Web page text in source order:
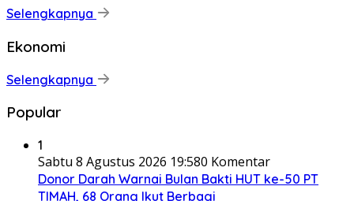
Selengkapnya
Ekonomi
Selengkapnya
Popular
1
Sabtu 8 Agustus 2026 19:580 Komentar
Donor Darah Warnai Bulan Bakti HUT ke-50 PT
TIMAH, 68 Orang Ikut Berbagi